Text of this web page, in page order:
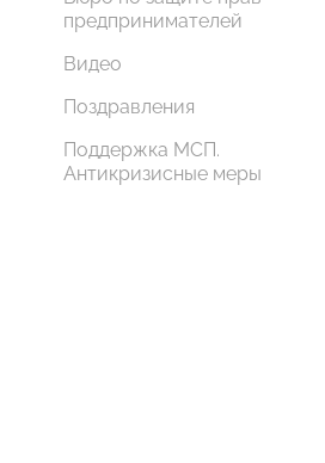
предпринимателей
Видео
Поздравления
Поддержка МСП.
Антикризисные меры